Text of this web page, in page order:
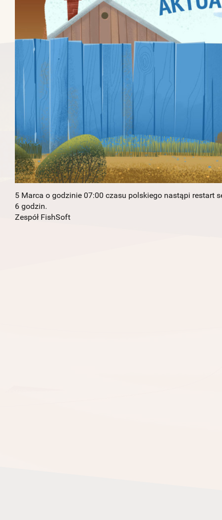
5 Marca o godzinie 07:00 czasu polskiego nastąpi restart
6 godzin.
Zespół FishSoft